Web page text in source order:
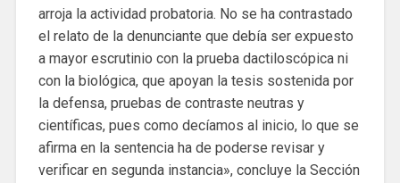
arroja la actividad probatoria. No se ha contrastado
el relato de la denunciante que debía ser expuesto
a mayor escrutinio con la prueba dactiloscópica ni
con la biológica, que apoyan la tesis sostenida por
la defensa, pruebas de contraste neutras y
científicas, pues como decíamos al inicio, lo que se
afirma en la sentencia ha de poderse revisar y
verificar en segunda instancia», concluye la Sección